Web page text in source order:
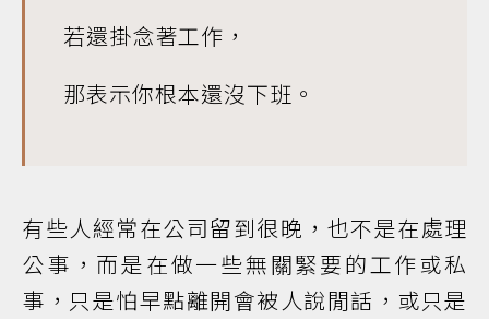
若還掛念著工作，
那表示你根本還沒下班。
有些人經常在公司留到很晚，也不是在處理
公事，而是在做一些無關緊要的工作或私
事，只是怕早點離開會被人說閒話，或只是